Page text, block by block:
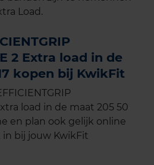
Load.
2 Extra load in de
kopen bij KwikFit
load in de maat 205 50
en plan ook gelijk online
bij jouw KwikFit